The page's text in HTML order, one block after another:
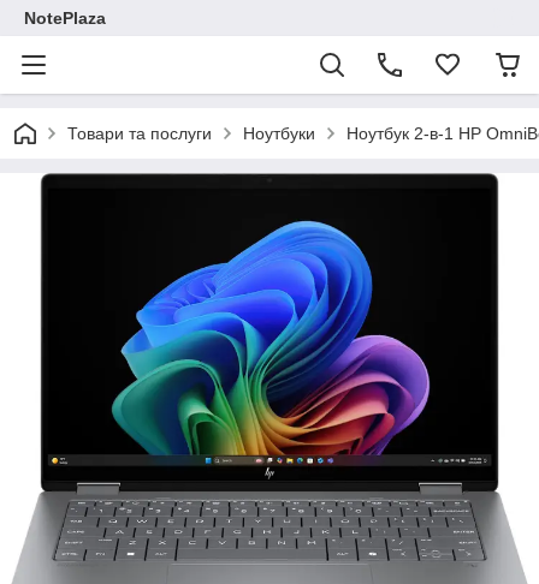
NotePlaza
Товари та послуги Ноутбуки Ноутбук 2-в-1 HP